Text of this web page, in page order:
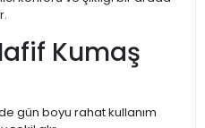
Kumaş
gün boyu rahat kullanım